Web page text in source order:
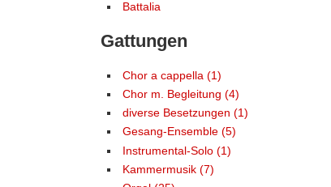
Battalia
Gattungen
Chor a cappella (1)
Chor m. Begleitung (4)
diverse Besetzungen (1)
Gesang-Ensemble (5)
Instrumental-Solo (1)
Kammermusik (7)